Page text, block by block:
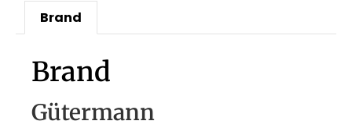
Brand
Brand
Gütermann